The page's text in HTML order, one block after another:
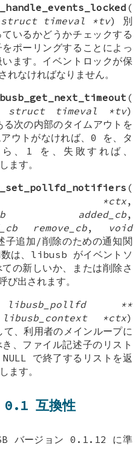
(
struct timeval *tv) 別
いるかどうかチェックする
ポーリングすることによっ
ます。イベントロックが保
れなければなりません。
(
struct timeval *tv)
次の内部のタイムアウトを
ウトがなければ、0 を、タ
、1 を、失敗すれば、
ます。
(
*ctx,
added_cb,
remove_cb,
void
追加/削除のための通知関
数は、libusb がイベントソ
の新しいか、または削除さ
び出されます。
**
libusb_context *ctx)
、利用者のメインループに
、ファイル記述子のリスト
で終了するリストを返
ます。
0.1 互換性
バージョン 0.1.12 に準